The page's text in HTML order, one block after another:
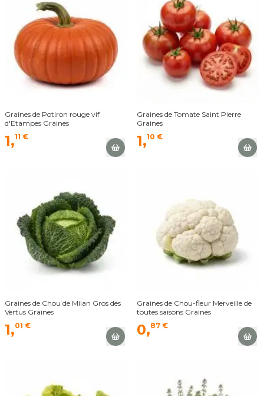
Graines de Potiron rouge vif
d'Etampes Graines
1,11 €
Graines de Tomate Saint Pierre
Graines
1,10 €
Graines de Chou de Milan Gros des
Vertus Graines
1,01 €
Graines de Chou-fleur Merveille de
toutes saisons Graines
0,87 €